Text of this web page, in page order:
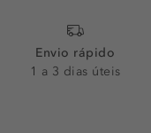
Envio rápido
1 a 3 dias úteis